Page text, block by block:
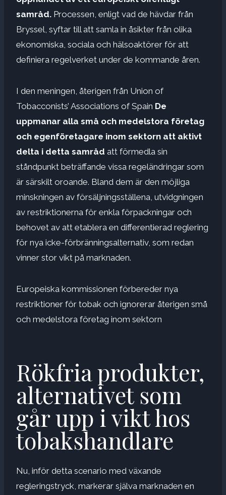
samråd. Processen, enligt vad de hävdar från
Bryssel, syftar till att samla in åsikter från olika
ekonomiska, sociala och hälsoaktörer för att
definiera regelverket under de kommande åren.
I den meningen, återigen från Union of
Tobacconists’ Associations of Spain De
uppmanar alla små och medelstora företag
och egenföretagare inom sektorn att aktivt
delta i detta samråd att förmedla sin
ståndpunkt beträffande vissa regeländringar som
är särskilt oroande. Bland dem är den möjliga
minskningen av försäljningsställena, utvidgningen
av restriktionerna för enkla förpackningar och
behovet av att etablera en differentierad reglering
för nya icke-förbränningsalternativ, som redan
vinner stor vikt på marknaden.
Europeiska kommissionen förbereder nya
restriktioner för tobak och ignorerar återigen små
och medelstora företag inom sektorn
Rökfria produkter,
alternativet som
går upp i vikt hos
tobakshandlare
Nu, inför detta scenario med växande
regleringstryck, markerar själva marknaden en